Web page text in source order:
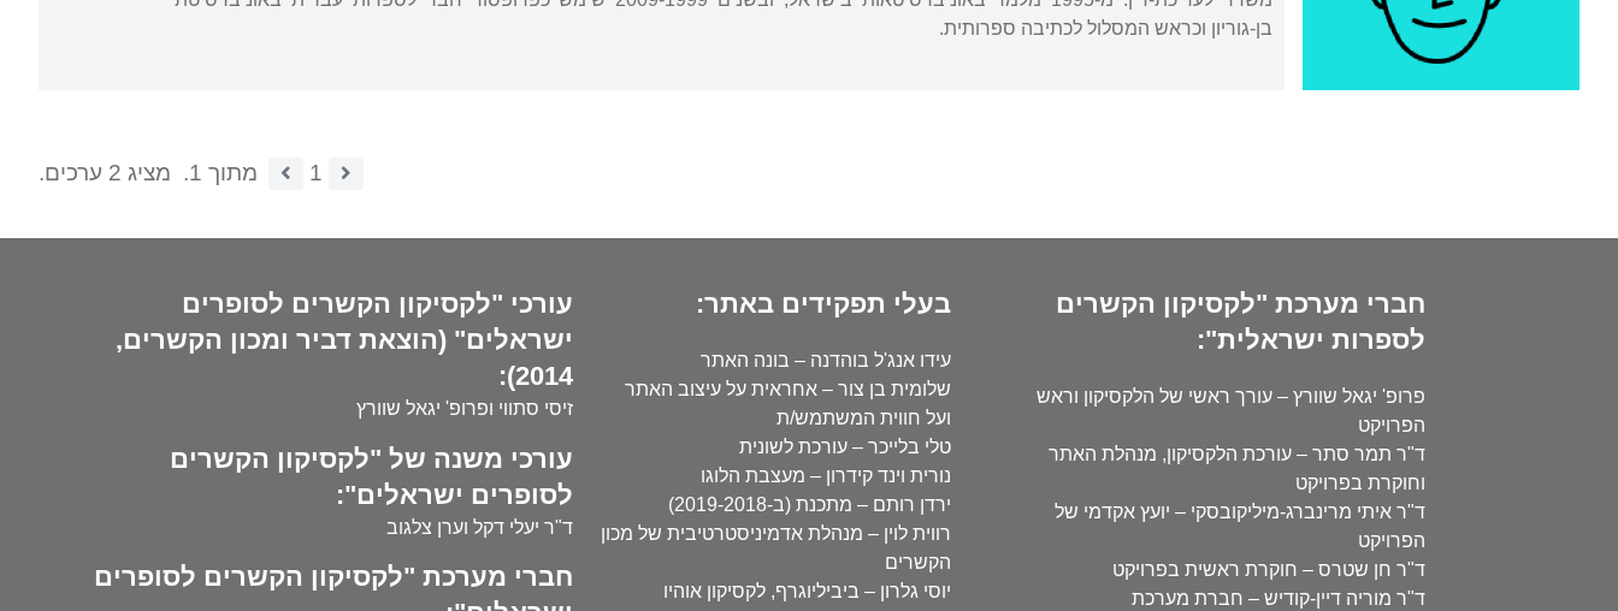
בן-גוריון וכראש המסלול לכתיבה ספרותית.
1 מתוך 1. מציג 2 ערכים.
חברי מערכת "לקסיקון הקשרים
לספרות ישראלית":
פרופ' יגאל שוורץ – עורך ראשי של הלקסיקון וראש
הפרויקט
ד"ר תמר סתר – עורכת הלקסיקון, מנהלת האתר
וחוקרת בפרויקט
ד"ר איתי מרינברג-מיליקובסקי – יועץ אקדמי של
הפרויקט
ד"ר חן שטרס – חוקרת ראשית בפרויקט
ד"ר מוריה דיין-קודיש – חברת מערכת
בעלי תפקידים באתר:
עידו אנג'ל בוהדנה – בונה האתר
שלומית בן צור – אחראית על עיצוב האתר
ועל חווית המשתמש/ת
טלי בלייכר – עורכת לשונית
נורית וינד קידרון – מעצבת הלוגו
ירדן רותם – מתכנת (ב-2019-2018)
רווית לוין – מנהלת אדמיניסטרטיבית של מכון
הקשרים
יוסי גלרון – ביביליוגרף, לקסיקון אוהיו
עורכי "לקסיקון הקשרים לסופרים
ישראלים" (הוצאת דביר ומכון הקשרים,
2014):
זיסי סתווי ופרופ' יגאל שוורץ
עורכי משנה של "לקסיקון הקשרים
לסופרים ישראלים":
ד"ר יעלי דקל וערן צלגוב
חברי מערכת "לקסיקון הקשרים לסופרים